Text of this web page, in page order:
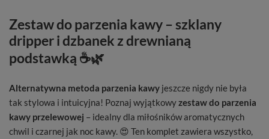
Zestaw do parzenia kawy – szklany
dripper i dzbanek z drewnianą
podstawką ☕🌿
Alternatywna metoda parzenia kawy jeszcze nigdy nie była
tak stylowa i intuicyjna! Poznaj wyjątkowyzestaw do parzenia
kawy przelewowej – idealny dla miłośników aromatycznych
chwil i czarnej jak noc kawy. 😍 Ten komplet zawiera wszystko,